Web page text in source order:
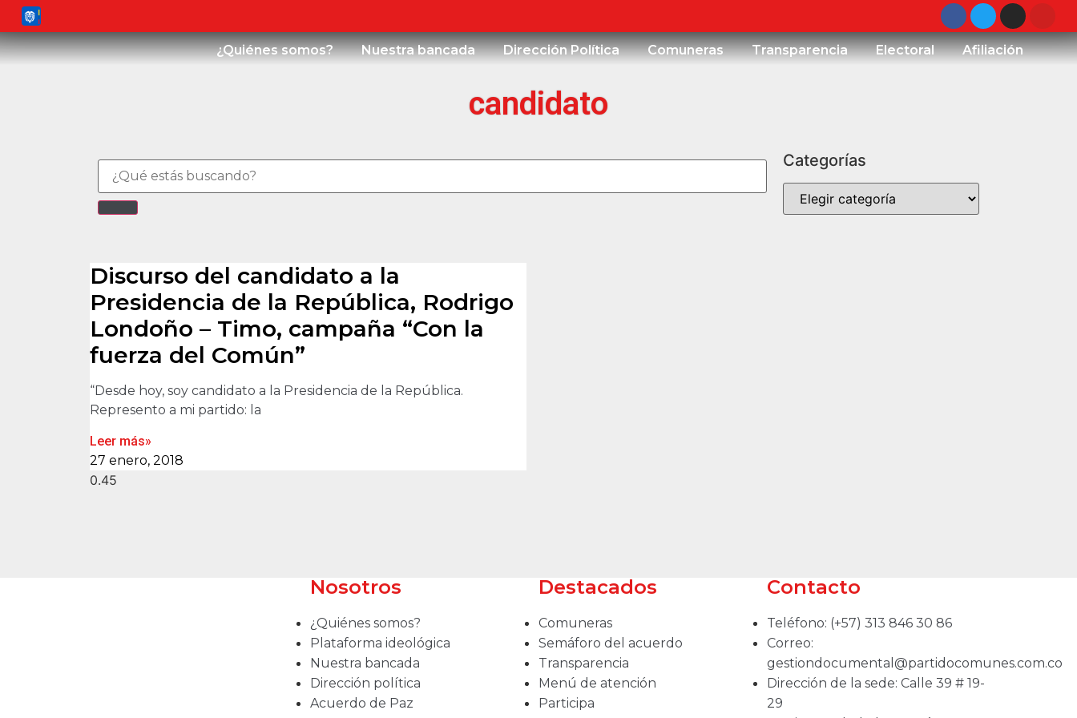
¿Quiénes somos? Nuestra bancada Dirección Política Comuneras Transparencia Electoral Afiliación
candidato
Categorías
Discurso del candidato a la
Presidencia de la República, Rodrigo
Londoño – Timo, campaña “Con la
fuerza del Común”
“Desde hoy, soy candidato a la Presidencia de la República.
Represento a mi partido: la
Leer más»
27 enero, 2018
Nosotros
¿Quiénes somos?
Plataforma ideológica
Nuestra bancada
Dirección política
Acuerdo de Paz
Destacados
Comuneras
Semáforo del acuerdo
Transparencia
Menú de atención
Participa
Contacto
Teléfono: (+57) 313 846 30 86
Correo:
gestiondocumental@partidocomunes.com.co
Dirección de la sede: Calle 39 # 19-
29